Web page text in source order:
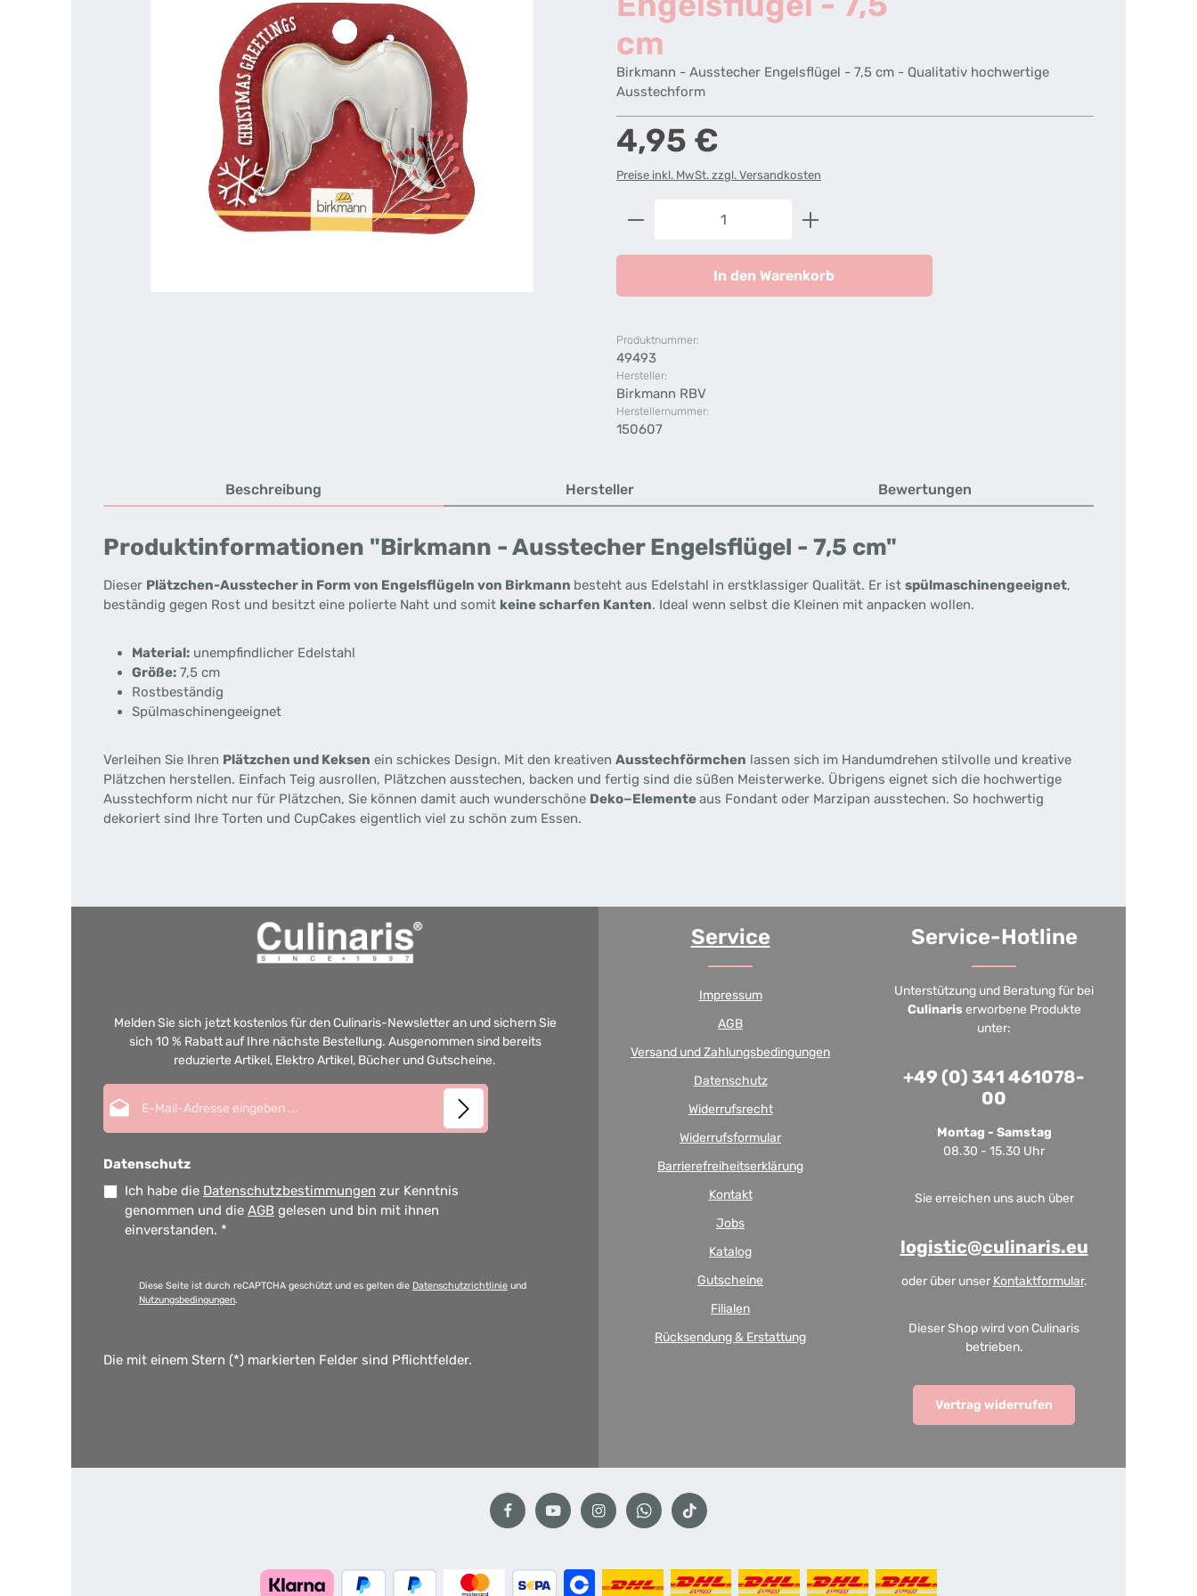
cm
Birkmann - Ausstecher Engelsflügel - 7,5 cm - Qualitativ hochwertige
Ausstechform
Regulärer Preis:
4,95 €
Preise inkl. MwSt. zzgl. Versandkosten
Produkt Anzahl: Gib den gewünschten Wert ein oder
In den Warenkorb
Produktnummer:
49493
Hersteller:
Birkmann RBV
Herstellernummer:
150607
Beschreibung Hersteller Bewertungen
Produktinformationen "Birkmann - Ausstecher Engelsflügel - 7,5 cm"
Dieser Plätzchen-Ausstecher in Form von Engelsflügeln von Birkmann besteht aus Edelstahl in erstklassiger Qualität. Er ist spülmaschinengeeignet,
beständig gegen Rost und besitzt eine polierte Naht und somit keine scharfen Kanten. Ideal wenn selbst die Kleinen mit anpacken wollen.
Material: unempfindlicher Edelstahl
Größe: 7,5 cm
Rostbeständig
Spülmaschinengeeignet
Verleihen Sie Ihren Plätzchen und Keksen ein schickes Design. Mit den kreativen Ausstechförmchen lassen sich im Handumdrehen stilvolle und kreative
Plätzchen herstellen. Einfach Teig ausrollen, Plätzchen ausstechen, backen und fertig sind die süßen Meisterwerke. Übrigens eignet sich die hochwertige
Ausstechform nicht nur für Plätzchen, Sie können damit auch wunderschöne Deko−Elementeaus Fondant oder Marzipan ausstechen. So hochwertig
dekoriert sind Ihre Torten und CupCakes eigentlich viel zu schön zum Essen.
Melden Sie sich jetzt kostenlos für den Culinaris-Newsletter an und sichern Sie
sich 10 % Rabatt auf Ihre nächste Bestellung. Ausgenommen sind bereits
reduzierte Artikel, Elektro Artikel, Bücher und Gutscheine.
Datenschutz
Ich habe die Datenschutzbestimmungen zur Kenntnis
genommen und die AGB gelesen und bin mit ihnen
einverstanden. *
Diese Seite ist durch reCAPTCHA geschützt und es gelten die Datenschutzrichtlinie und
Nutzungsbedingungen.
Die mit einem Stern (*) markierten Felder sind Pflichtfelder.
Service
Impressum
AGB
Versand und Zahlungsbedingungen
Datenschutz
Widerrufsrecht
Widerrufsformular
Barrierefreiheitserklärung
Kontakt
Jobs
Katalog
Gutscheine
Filialen
Rücksendung & Erstattung
Service-Hotline
Unterstützung und Beratung für bei
Culinariserworbene Produkte
unter:
+49 (0) 341 461078-
00
Montag - Samstag
08.30 - 15.30 Uhr
Sie erreichen uns auch über
logistic@culinaris.eu
oder über unser Kontaktformular.
Dieser Shop wird von Culinaris
betrieben.
Vertrag widerrufen